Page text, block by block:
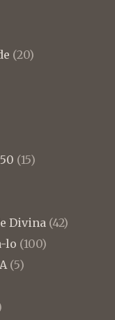
(20)
(15)
Divina (42)
lo (100)
(5)